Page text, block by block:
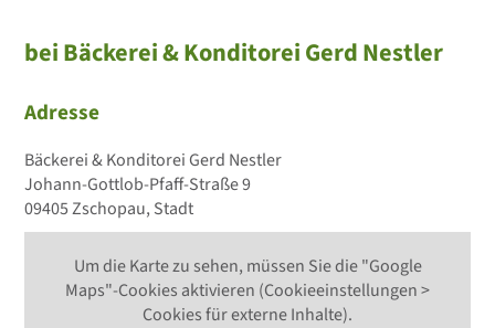
bei Bäckerei & Konditorei Gerd Nestler
Adresse
Bäckerei & Konditorei Gerd Nestler
Johann-Gottlob-Pfaff-Straße 9
09405 Zschopau, Stadt
Um die Karte zu sehen, müssen Sie die "Google
Maps"-Cookies aktivieren (Cookieeinstellungen >
Cookies für externe Inhalte).